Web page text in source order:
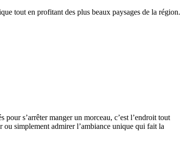
tout en profitant des plus beaux paysages de la région.
pour s’arrêter manger un morceau, c’est l’endroit tout
simplement admirer l’ambiance unique qui fait la